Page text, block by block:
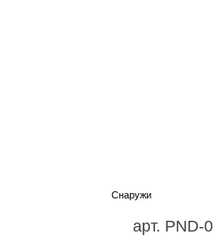
арт. PND-